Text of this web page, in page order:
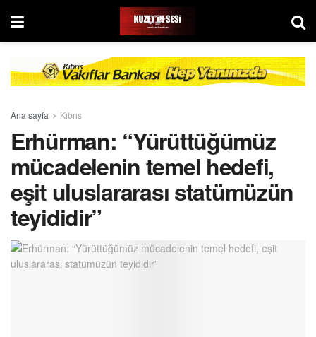
Ana sayfa Kıbrıs
Erhürman: “Yürüttüğümüz
mücadelenin temel hedefi,
eşit uluslararası statümüzün
teyididir”